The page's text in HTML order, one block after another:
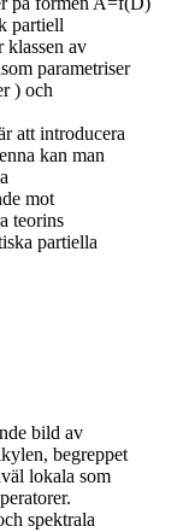
partiell
klassen av
parametriser
) och
att introducera
kan man
mot
teorins
partiella
bild av
begreppet
lokala som
spektrala